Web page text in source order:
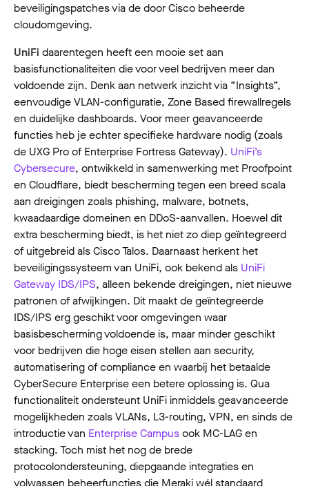
beveiligingspatches via de door Cisco beheerde
cloudomgeving.
UniFi daarentegen heeft een mooie set aan
basisfunctionaliteiten die voor veel bedrijven meer dan
voldoende zijn. Denk aan netwerk inzicht via “Insights”,
eenvoudige VLAN-configuratie, Zone Based firewallregels
en duidelijke dashboards. Voor meer geavanceerde
functies heb je echter specifieke hardware nodig (zoals
de UXG Pro of Enterprise Fortress Gateway). UniFi’s
Cybersecure, ontwikkeld in samenwerking met Proofpoint
en Cloudflare, biedt bescherming tegen een breed scala
aan dreigingen zoals phishing, malware, botnets,
kwaadaardige domeinen en DDoS-aanvallen. Hoewel dit
extra bescherming biedt, is het niet zo diep geïntegreerd
of uitgebreid als Cisco Talos. Daarnaast herkent het
beveiligingssysteem van UniFi, ook bekend als UniFi
Gateway IDS/IPS, alleen bekende dreigingen, niet nieuwe
patronen of afwijkingen. Dit maakt de geïntegreerde
IDS/IPS erg geschikt voor omgevingen waar
basisbescherming voldoende is, maar minder geschikt
voor bedrijven die hoge eisen stellen aan security,
automatisering of compliance en waarbij het betaalde
CyberSecure Enterprise een betere oplossing is. Qua
functionaliteit ondersteunt UniFi inmiddels geavanceerde
mogelijkheden zoals VLANs, L3-routing, VPN, en sinds de
introductie van Enterprise Campusook MC-LAG en
stacking. Toch mist het nog de brede
protocolondersteuning, diepgaande integraties en
volwassen beheerfuncties die Meraki wél standaard